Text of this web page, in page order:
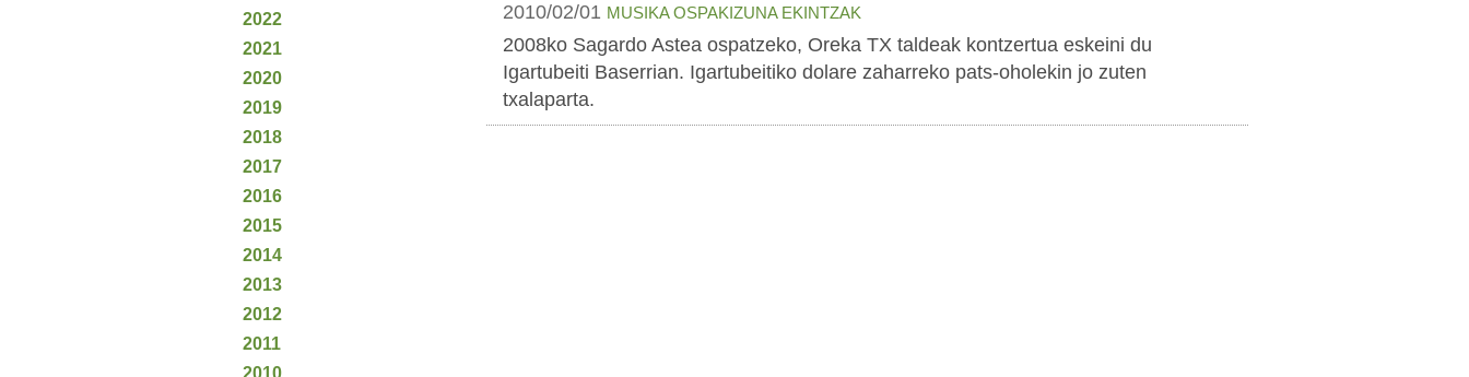
2010/02/01 MUSIKAOSPAKIZUNA EKINTZAK
2008ko Sagardo Astea ospatzeko, Oreka TX taldeak kontzertua eskeini du
Igartubeiti Baserrian. Igartubeitiko dolare zaharreko pats-oholekin jo zuten
txalaparta.
2022
2021
2020
2019
2018
2017
2016
2015
2014
2013
2012
2011
2010